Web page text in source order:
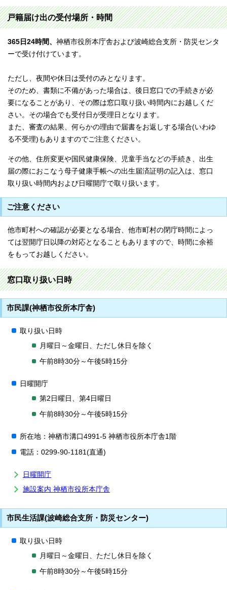
戸籍届け出の受付場所・時間
365日24時間、 神栖市役所本庁舎および波崎総合支所・防災センタ
ーで受け付けています。
ただし、夜間や休日は受付のみとなります。
そのため、書類に不備があった場合は、後日窓口での手続きが必
要になることがあり、その際は窓口取り扱い時間内にお越しくだ
さい。その場合でも受付日が受理日となります。
また、審査の結果、何らかの理由で届書をお返しする場合(いわゆ
る不受理)もありますのでご注意ください。
その他、住所変更や国民健康保険、児童手当などの手続き、出生
届の際におこなう母子健康手帳への出生届済証明の記入は、窓口
取り扱い時間内および日曜開庁で取り扱います。
ご注意ください
他市町村への確認が必要となる場合、他市町村の閉庁時間によっ
ては翌開庁日以降の対応となることもありますので、時間に余裕
をもってお越しください。
窓口取り扱い日時
市民課(神栖市役所本庁舎)
取り扱い日時
月曜日～金曜日、ただし休日を除く
午前8時30分～午後5時15分
日曜開庁
第2日曜日、第4日曜日
午前8時30分～午後5時15分
所在地：神栖市溝口4991-5 神栖市役所本庁舎1階
電話：0299-90-1181(直通)
日曜開庁
施設案内 神栖市役所本庁舎
市民生活課(波崎総合支所・防災センター)
取り扱い日時
月曜日～金曜日、ただし休日を除く
午前8時30分～午後5時15分